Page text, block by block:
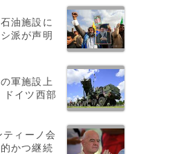
油施設に
派が声明
軍施設上
ドイツ西部
ィーノ会
かつ継続